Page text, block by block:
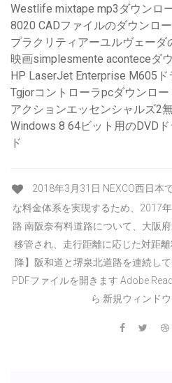
Westlife mixtape mp3ダウンロ
8020 CADファイルのダウンロ
プラクリティアーユルヴェーダ
映画simplesmente aconteceダ
HP LaserJet Enterprise M605
Tgjorコントローラpcダウンロー
アクションエッセンシャルズ2
Windows 8 64ビット用のDVD
ド
2018年3月31日 NEXCO西日本
な料金体系を実現するため、2017
路 南阪奈有料道路について、大阪
移管され、走行距離に応じた対距
降】阪和道と堺泉北道路を連続し
PDFファイルを開きます Adobe
ら 新規ウィンド